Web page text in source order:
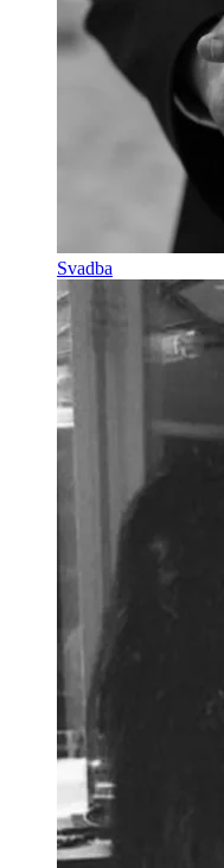
Svadba